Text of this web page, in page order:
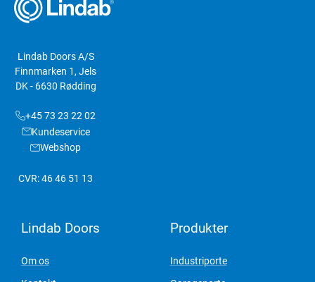
Lindab Doors A/S
Finnmarken 1, Jels
DK - 6630 Rødding
+45 73 23 22 02
Kundeservice
Webshop
CVR: 46 46 51 13
Lindab Doors
Om os
Produkter
Industriporte